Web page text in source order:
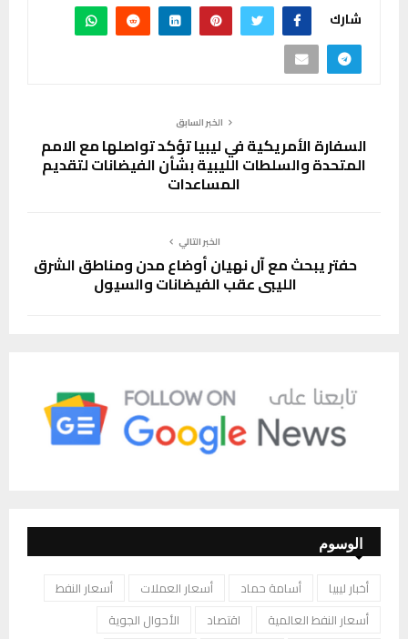
شارك
الخبر السابق
السفارة الأمريكية في ليبيا تؤكد تواصلها مع الامم
المتحدة والسلطات الليبية بشأن الفيضانات لتقديم
المساعدات
الخبر التالي
حفتر يبحث مع آل نهيان أوضاع مدن ومناطق الشرق
الليبي عقب الفيضانات والسيول
الوسوم
أخبار ليبيا أسامة حماد أسعار العملات
أسعار النفط
أسعار النفط العالمية
اقتصاد
الأحوال الجوية